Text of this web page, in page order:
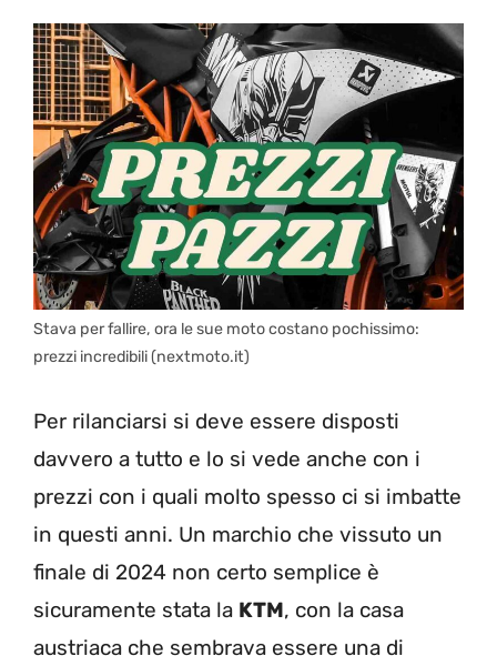
Stava per fallire, ora le sue moto costano pochissimo:
prezzi incredibili (nextmoto.it)
Per rilanciarsi si deve essere disposti
davvero a tutto e lo si vede anche con i
prezzi con i quali molto spesso ci si imbatte
in questi anni. Un marchio che vissuto un
finale di 2024 non certo semplice è
sicuramente stata la KTM, con la casa
austriaca che sembrava essere una di